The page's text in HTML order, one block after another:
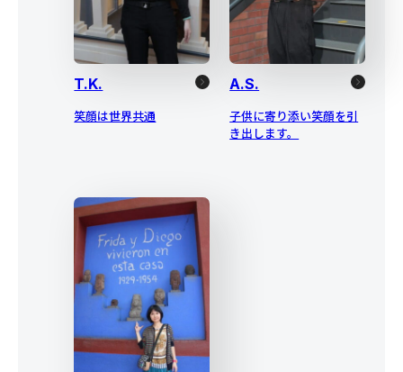
T.K.
笑顔は世界共通
A.S.
子供に寄り添い笑顔を引
き出します。